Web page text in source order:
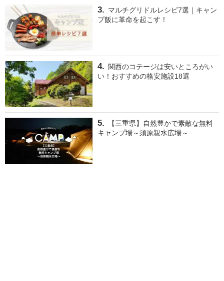
マルチグリドルレシピ7選｜キャン
プ飯に革命を起こす！
関西のコテージは安いところがい
い！おすすめの格安施設18選
【三重県】自然豊かで素敵な無料
キャンプ場～須原親水広場～